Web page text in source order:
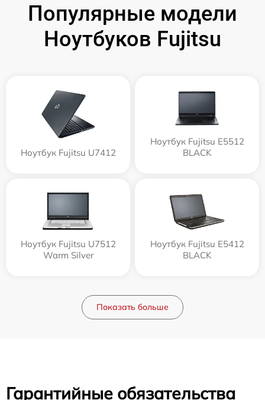
Популярные модели
Ноутбуков Fujitsu
Ноутбук Fujitsu U7412
Ноутбук Fujitsu E5512
BLACK
Ноутбук Fujitsu U7512
Warm Silver
Ноутбук Fujitsu E5412
BLACK
Показать больше
Гарантийные обязательства